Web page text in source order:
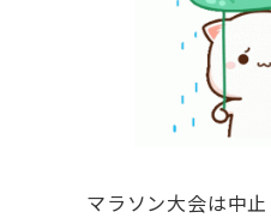
マラソン大会は中